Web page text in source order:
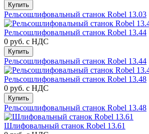
Купить
Рельсошлифовальный станок Robel 13.03
Рельсошлифовальный станок Robel 13.44
0 руб. с НДС
Купить
Рельсошлифовальный станок Robel 13.44
Рельсошлифовальный станок Robel 13.48
0 руб. с НДС
Купить
Рельсошлифовальный станок Robel 13.48
Шлифовальный станок Robel 13.61